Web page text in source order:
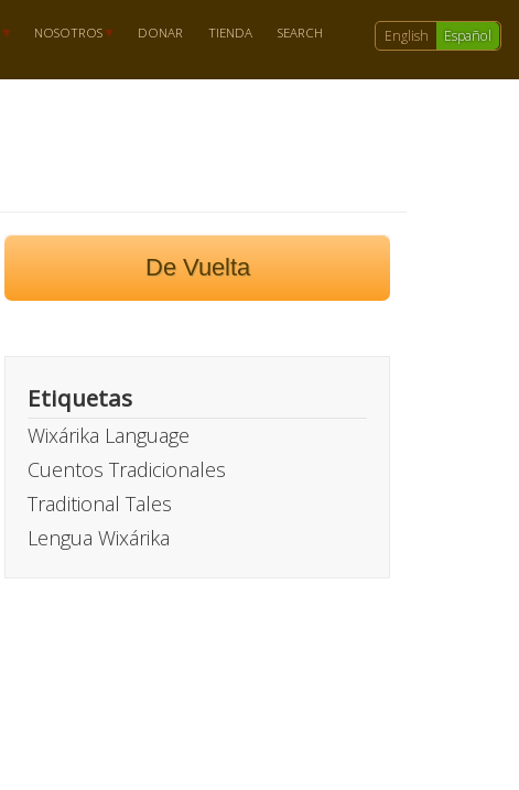
NOSOTROS DONAR TIENDA SEARCH English Español
De Vuelta
Etiquetas
Wixárika Language
Cuentos Tradicionales
Traditional Tales
Lengua Wixárika